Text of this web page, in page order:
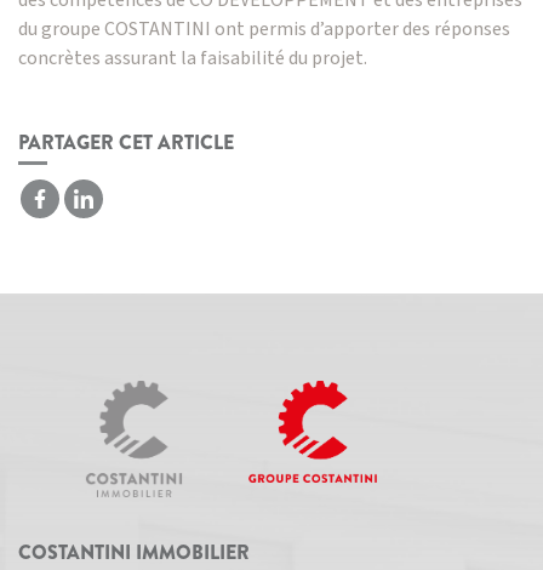
du groupe COSTANTINI ont permis d’apporter des réponses
concrètes assurant la faisabilité du projet.
PARTAGER CET ARTICLE
FacebookLinkedIn
COSTANTINI IMMOBILIER